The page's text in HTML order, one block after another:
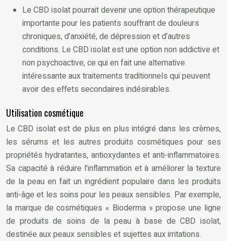
Le CBD isolat pourrait devenir une option thérapeutique
importante pour les patients souffrant de douleurs
chroniques, d’anxiété, de dépression et d’autres
conditions. Le CBD isolat est une option non addictive et
non psychoactive, ce qui en fait une alternative
intéressante aux traitements traditionnels qui peuvent
avoir des effets secondaires indésirables.
Utilisation cosmétique
Le CBD isolat est de plus en plus intégré dans les crèmes,
les sérums et les autres produits cosmétiques pour ses
propriétés hydratantes, antioxydantes et anti-inflammatoires.
Sa capacité à réduire l’inflammation et à améliorer la texture
de la peau en fait un ingrédient populaire dans les produits
anti-âge et les soins pour les peaux sensibles. Par exemple,
la marque de cosmétiques « Bioderma » propose une ligne
de produits de soins de la peau à base de CBD isolat,
destinée aux peaux sensibles et sujettes aux irritations.